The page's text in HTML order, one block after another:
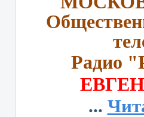
Радио
...